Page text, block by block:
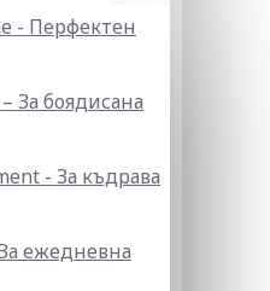
- Перфектен
За боядисана
- За къдрава
ежедневна